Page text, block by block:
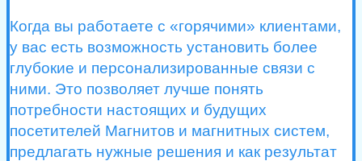
Когда вы работаете с «горячими» клиентами,
у вас есть возможность установить более
глубокие и персонализированные связи с
ними. Это позволяет лучше понять
потребности настоящих и будущих
посетителей Магнитов и магнитных систем,
предлагать нужные решения и как результат